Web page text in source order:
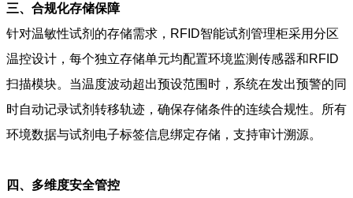
三、合规化存储保障
针对温敏性试剂的存储需求，RFID智能试剂管理柜采用分区
温控设计，每个独立存储单元均配置环境监测传感器和RFID
扫描模块。当温度波动超出预设范围时，系统在发出预警的同
时自动记录试剂转移轨迹，确保存储条件的连续合规性。所有
环境数据与试剂电子标签信息绑定存储，支持审计溯源。
四、多维度安全管控